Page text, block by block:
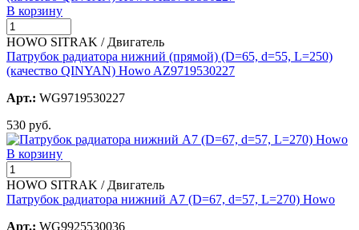
В корзину
HOWO SITRAK / Двигатель
Патрубок радиатора нижний (прямой) (D=65, d=55, L=250)
(качество QINYAN) Howo AZ9719530227
Арт.: WG9719530227
530 руб.
В корзину
HOWO SITRAK / Двигатель
Патрубок радиатора нижний A7 (D=67, d=57, L=270) Howo
Арт.: WG9925530036